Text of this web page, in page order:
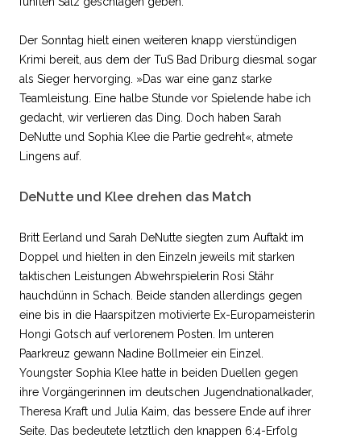
Der Sonntag hielt einen weiteren knapp vierstündigen
Krimi bereit, aus dem der TuS Bad Driburg diesmal sogar
als Sieger hervorging. »Das war eine ganz starke
Teamleistung. Eine halbe Stunde vor Spielende habe ich
gedacht, wir verlieren das Ding. Doch haben Sarah
DeNutte und Sophia Klee die Partie gedreht«, atmete
Lingens auf.
DeNutte und Klee drehen das Match
Britt Eerland und Sarah DeNutte siegten zum Auftakt im
Doppel und hielten in den Einzeln jeweils mit starken
taktischen Leistungen Abwehrspielerin Rosi Stähr
hauchdünn in Schach. Beide standen allerdings gegen
eine bis in die Haarspitzen motivierte Ex-Europameisterin
Hongi Gotsch auf verlorenem Posten. Im unteren
Paarkreuz gewann Nadine Bollmeier ein Einzel.
Youngster Sophia Klee hatte in beiden Duellen gegen
ihre Vorgängerinnen im deutschen Jugendnationalkader,
Theresa Kraft und Julia Kaim, das bessere Ende auf ihrer
Seite. Das bedeutete letztlich den knappen 6:4-Erfolg